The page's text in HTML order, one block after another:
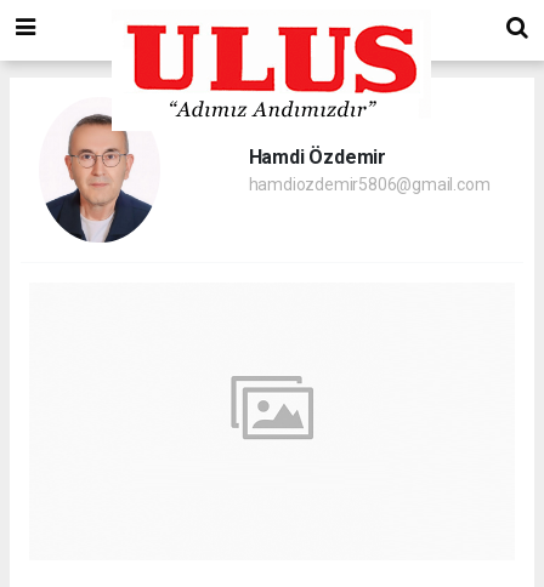
Hamdi Özdemir
hamdiozdemir5806@gmail.com